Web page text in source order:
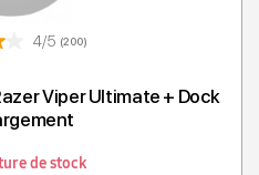
4/5 (200)
Viper Ultimate + Dock
de stock